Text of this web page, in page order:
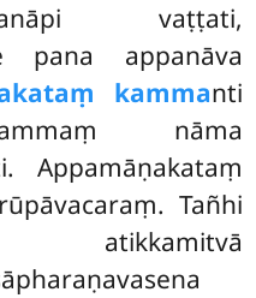
vaṭṭati,
pana appanāva
kammanti
nāma
Appamāṇakataṃ
Tañhi